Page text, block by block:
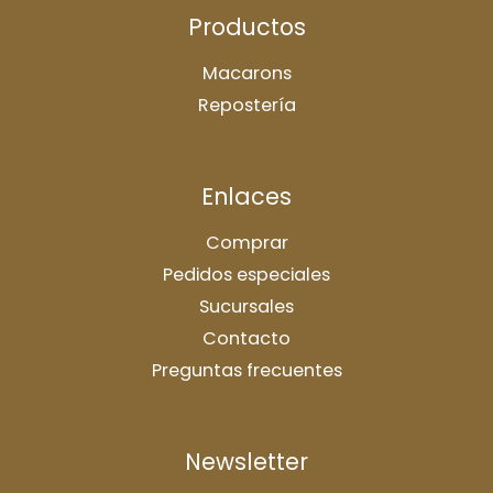
Productos
Macarons
Repostería
Enlaces
Comprar
Pedidos especiales
Sucursales
Contacto
Preguntas frecuentes
Newsletter